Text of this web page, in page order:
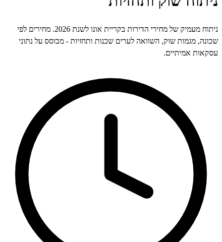
ניתוח מעמיק של מחירי הדירות בקריית אונו לשנת 2026. מחירים לפי
מגמות שוק, השוואה לערים שכנות ותחזיות - מבוסס על נתוני
אמיתיים.